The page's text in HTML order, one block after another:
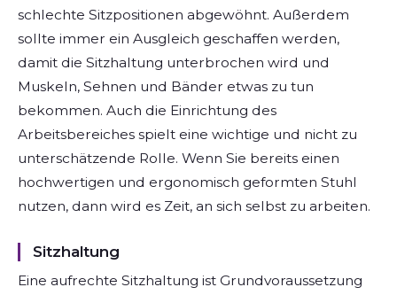
schlechte Sitzpositionen abgewöhnt. Außerdem
sollte immer ein Ausgleich geschaffen werden,
damit die Sitzhaltung unterbrochen wird und
Muskeln, Sehnen und Bänder etwas zu tun
bekommen. Auch die Einrichtung des
Arbeitsbereiches spielt eine wichtige und nicht zu
unterschätzende Rolle. Wenn Sie bereits einen
hochwertigen und ergonomisch geformten Stuhl
nutzen, dann wird es Zeit, an sich selbst zu arbeiten.
Sitzhaltung
Eine aufrechte Sitzhaltung ist Grundvoraussetzung